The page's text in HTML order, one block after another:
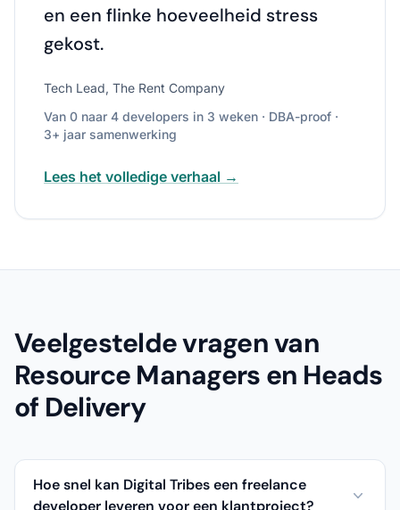
en een flinke hoeveelheid stress
gekost.
Tech Lead, The Rent Company
Van 0 naar 4 developers in 3 weken · DBA-proof ·
3+ jaar samenwerking
Lees het volledige verhaal →
Veelgestelde vragen van
Resource Managers en Heads
of Delivery
Hoe snel kan Digital Tribes een freelance
developer leveren voor een klantproject?